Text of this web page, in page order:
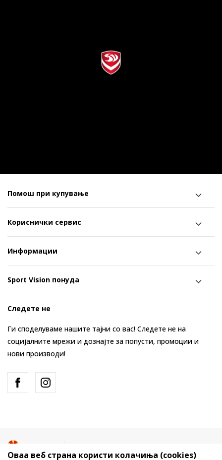
Помош при купување
Кориснички сервис
Информации
Sport Vision понуда
Следете не
Ги споделуваме нашите тајни со вас! Следете не на
социјалните мрежи и дознајте за попусти, промоции и
нови производи!
Оваа веб страна користи колачиња (cookies)